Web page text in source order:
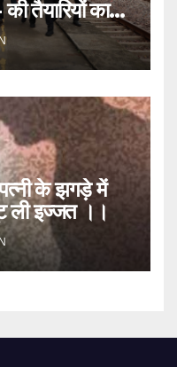
तैयारियों का
के झगड़े में
ली इज्जत ।।